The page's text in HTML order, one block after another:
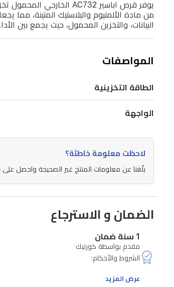
يحقق
سرعات
نقل
عالية
إلى
جيجابت
الثانية.
مصنوع
من
مادة
الألمنيوم
والبلاستيك
يجعله
مثالياً
البيانات، والتخزين المحمول، حيث يجمع بين
المواصفات
الطاقة التخزينية
الواجهة
لاحظت معلومة خاطئة؟
بلّغنا عن معلومات المنتج غير الصحيحة واحصل على
الضمان و الاسترجاع
1 سنة ضمان
مقدم بواسطة كورتيك
عرض المزيد